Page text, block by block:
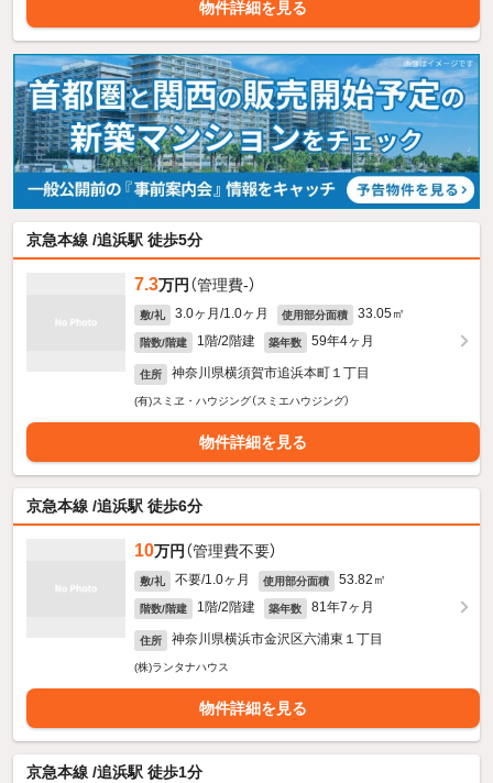
物件詳細を見る
京急本線 /追浜駅 徒歩5分
7.3万円 （管理費-）
敷/礼 3.0ヶ月/1.0ヶ月 使用部分面積 33.05㎡
階数/階建 1階/2階建 築年数 59年4ヶ月
住所 神奈川県横須賀市追浜本町１丁目
(有)スミヱ・ハウジング（スミエハウジング）
物件詳細を見る
京急本線 /追浜駅 徒歩6分
10万円 （管理費不要）
敷/礼 不要/1.0ヶ月 使用部分面積 53.82㎡
階数/階建 1階/2階建 築年数 81年7ヶ月
住所 神奈川県横浜市金沢区六浦東１丁目
(株)ランタナハウス
物件詳細を見る
京急本線 /追浜駅 徒歩1分